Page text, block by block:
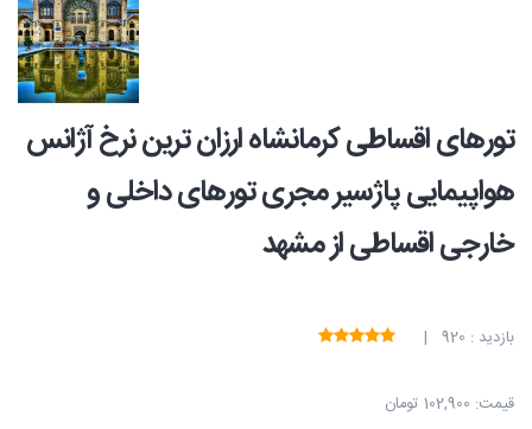
تورهای اقساطی کرمانشاه ارزان ترین نرخ آژانس
هواپیمایی پاژسیر مجری تورهای داخلی و
خارجی اقساطی از مشهد
بازدید : 920 |
قیمت: 102,900 تومان